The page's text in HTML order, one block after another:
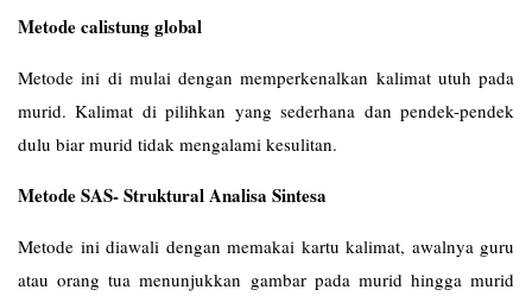
Metode calistung global
Metode ini di mulai dengan memperkenalkan kalimat utuh pada
murid. Kalimat di pilihkan yang sederhana dan pendek-pendek
dulu biar murid tidak mengalami kesulitan.
Metode SAS- Struktural Analisa Sintesa
Metode ini diawali dengan memakai kartu kalimat, awalnya guru
atau orang tua menunjukkan gambar pada murid hingga murid